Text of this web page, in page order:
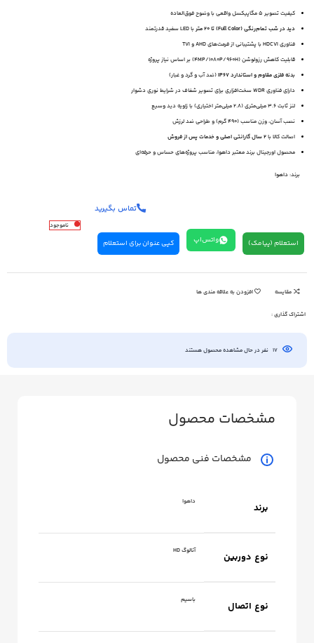
کیفیت تصویر ۵ مگاپیکسل واقعی با وضوح فوق‌العاده
دید در شب تمام‌رنگی (Full Color) تا ۲۰ متر
با LED سفید قدرتمند
فناوری HDCVI با پشتیبانی از فرمت‌های AHD و TVI
قابلیت کاهش رزولوشن (4MP/1080P/960H) بر اساس نیاز پروژه
بدنه فلزی مقاوم و استاندارد IP67
(ضد آب و گرد و غبار)
دارای فناوری WDR سخت‌افزاری برای تصویر شفاف در شرایط نوری دشوار
لنز ثابت ۳.۶ میلی‌متری (۲.۸ میلی‌متر اختیاری) با زاویه دید وسیع
نصب آسان، وزن مناسب (۴۹۰ گرم) و طراحی ضد لرزش
اصالت کالا با۲ سال گارانتی اصلی و خدمات پس از فروش
محصول اورجینال برند معتبر داهوا، مناسب پروژه‌های حساس و حرفه‌ای
برند: داهوا
تماس بگیرید
استعلام (پیامک) واتس‌اپ کپی عنوان برای استعلام
ناموجود
مقایسه افزودن به علاقه مندی ها
اشتراک گذاری :
17 نفر در حال مشاهده محصول هستند
مشخصات محصول
مشخصات فنی محصول
برند داهوا
نوع دوربین آنالوگ HD
نوع اتصال باسیم